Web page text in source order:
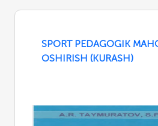
SPORT PEDAGOGIK
OSHIRISH (KURASH)